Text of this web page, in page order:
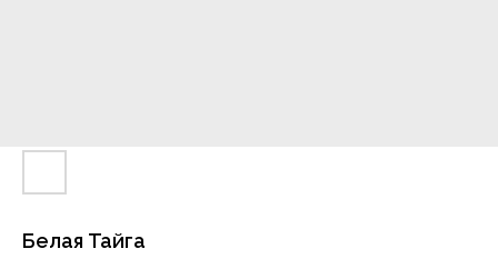
Белая Тайга